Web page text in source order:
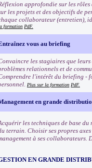
approfondie sur les
les projets et des objectifs de
collaborateur (entretien),
formation PdF.
vous au briefing
les stagiaires que
relationnels et de
l'intérêt du briefing -
Plus sur la formation PdF.
en grande
les techniques de base
terrain. Choisir ses propres
à ses collaborateurs.
EN GRANDE